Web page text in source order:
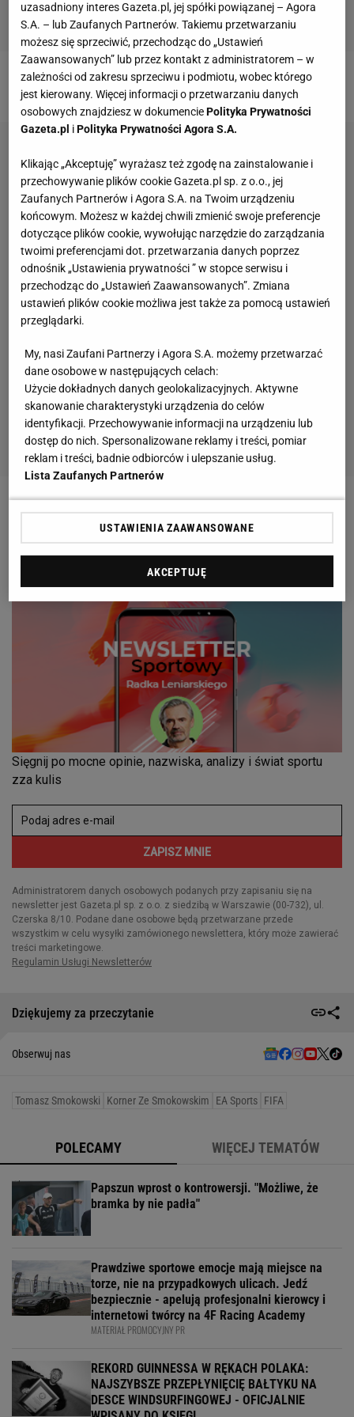
Zobacz wideo
Dziękujemy za przeczytanie
Obserwuj nas
Tomasz Smokowski Korner Ze Smokowskim EA Sports FIFA
POLECAMY WIĘCEJ TEMATÓW
Papszun wprost o kontrowersji. "Możliwe, że
bramka by nie padła"
Prawdziwe sportowe emocje mają miejsce na
torze, nie na przypadkowych ulicach. Jedź
bezpiecznie - apelują profesjonalni kierowcy i
internetowi twórcy na 4F Racing Academy
MATERIAŁ PROMOCYJNY PR
REKORD GUINNESSA W RĘKACH POLAKA:
NAJSZYBSZE PRZEPŁYNIĘCIĘ BAŁTYKU NA
DESCE WINDSURFINGOWEJ - OFICJALNIE
uzasadniony interes Gazeta.pl, jej spółki powiązanej – Agora
S.A. – lub Zaufanych Partnerów. Takiemu przetwarzaniu
możesz się sprzeciwić, przechodząc do „Ustawień
Zaawansowanych” lub przez kontakt z administratorem – w
zależności od zakresu sprzeciwu i podmiotu, wobec którego
jest kierowany. Więcej informacji o przetwarzaniu danych
osobowych znajdziesz w dokumenciePolityka Prywatności
Gazeta.pl iPolityka Prywatności Agora S.A.
Klikając „Akceptuję” wyrażasz też zgodę na zainstalowanie i
przechowywanie plików cookie Gazeta.pl sp. z o.o., jej
Zaufanych Partnerów i Agora S.A. na Twoim urządzeniu
końcowym. Możesz w każdej chwili zmienić swoje preferencje
dotyczące plików cookie, wywołując narzędzie do zarządzania
twoimi preferencjami dot. przetwarzania danych poprzez
odnośnik „Ustawienia prywatności ” w stopce serwisu i
przechodząc do „Ustawień Zaawansowanych”. Zmiana
ustawień plików cookie możliwa jest także za pomocą ustawień
przeglądarki.
My, nasi Zaufani Partnerzy i Agora S.A. możemy przetwarzać
dane osobowe w następujących celach:
Użycie dokładnych danych geolokalizacyjnych. Aktywne
skanowanie charakterystyki urządzenia do celów
identyfikacji. Przechowywanie informacji na urządzeniu lub
dostęp do nich. Spersonalizowane reklamy i treści, pomiar
reklam i treści, badnie odbiorców i ulepszanie usług.
Lista Zaufanych Partnerów
USTAWIENIA ZAAWANSOWANE
AKCEPTUJĘ